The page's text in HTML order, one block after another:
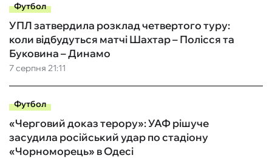
Футбол
7 серпня 21:11
УПЛ затвердила розклад четвертого туру:
коли відбудуться матчі Шахтар – Полісся та
Буковина – Динамо
Футбол
«Черговий доказ терору»: УАФ рішуче
засудила російський удар по стадіону
«Чорноморець» в Одесі